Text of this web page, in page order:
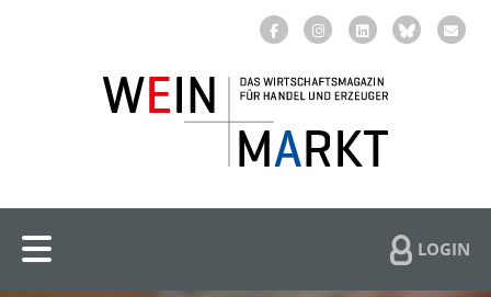
LOGIN